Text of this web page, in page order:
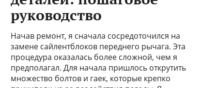
руководство
Начав ремонт, я сначала сосредоточился на
замене сайлентблоков переднего рычага. Эта
процедура оказалась более сложной, чем я
предполагал. Для начала пришлось открутить
множество болтов и гаек, которые крепко